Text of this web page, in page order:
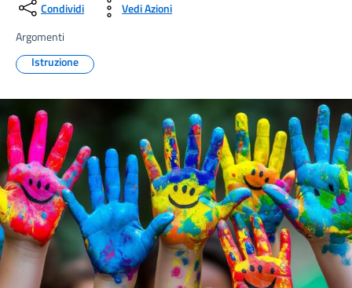
Condividi
Vedi Azioni
Argomenti
Istruzione